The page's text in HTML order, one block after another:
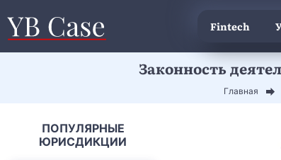
Fintech
Законность
Главная
ПОПУЛЯРНЫЕ
ЮРИСДИКЦИИ